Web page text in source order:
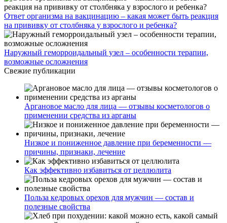
Ответ организма на вакцинацию – какая может быть реакция
на прививку от столбняка у взрослого и ребенка?
Наружный геморроидальный узел – особенности терапии,
возможные осложнения
Свежие публикации
Аргановое масло для лица — отзывы косметологов о
применении средства из арганы
Низкое и пониженное давление при беременности —
причины, признаки, лечение
Как эффективно избавиться от целлюлита
Польза кедровых орехов для мужчин — состав и
полезные свойства